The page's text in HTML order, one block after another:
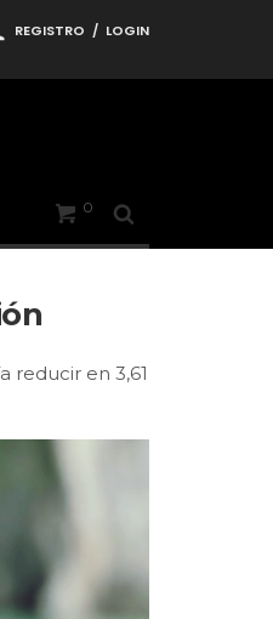
REGISTRO / LOGIN
0
reducir en 3,61